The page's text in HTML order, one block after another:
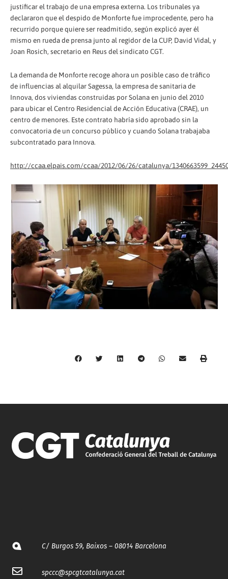
justificar el trabajo de una empresa externa. Los tribunales ya
declararon que el despido de Monforte fue improcedente, pero ha
recurrido porque quiere ser readmitido, según explicó ayer él
mismo en rueda de prensa junto al regidor de la CUP, David Vidal, y
Joan Rosich, secretario en Reus del sindicato CGT.
La demanda de Monforte recoge ahora un posible caso de tráfico
de influencias al alquilar Sagessa, la empresa de sanitaria de
Innova, dos viviendas construidas por Solana en junio del 2010
para ubicar el Centro Residencial de Acción Educativa (CRAE), un
centro de menores. Este contrato habría sido aprobado sin la
convocatoria de un concurso público y cuando Solana trabajaba
subcontratado para Innova.
http://ccaa.elpais.com/ccaa/2012/06/26/catalunya/
C/ Burgos 59, Baixos – 08014 Barcelona
spccc@spcgtcatalunya.cat